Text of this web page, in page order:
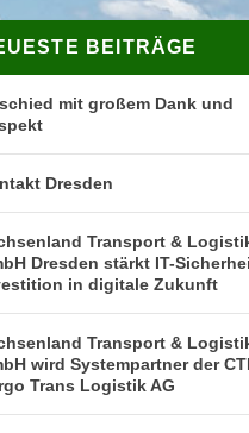
BEITRÄGE
mit großem Dank und
Dresden
Transport &
Dresden stärkt IT-
in digitale Zukunft
Transport &
wird Systempartner der
Trans Logistik AG